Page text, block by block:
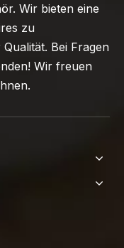
Wir bieten eine
zu
Bei Fragen
Wir freuen